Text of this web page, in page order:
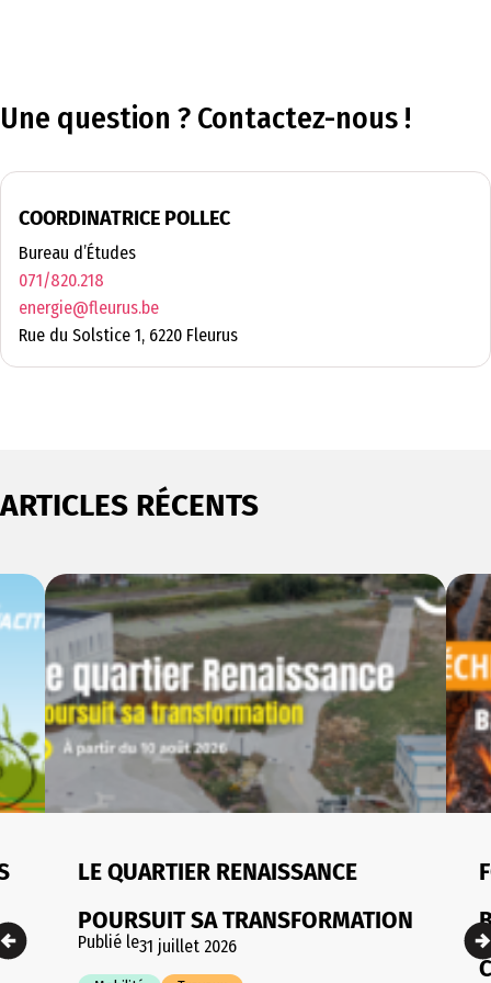
Une question ? Contactez-nous !
COORDINATRICE POLLEC
Bureau d’Études
071/820.218
energie@fleurus.be
Rue du Solstice 1, 6220 Fleurus
ARTICLES RÉCENTS
LE QUARTIER RENAISSANCE
POURSUIT SA TRANSFORMATION
Publié le31 juillet 2026